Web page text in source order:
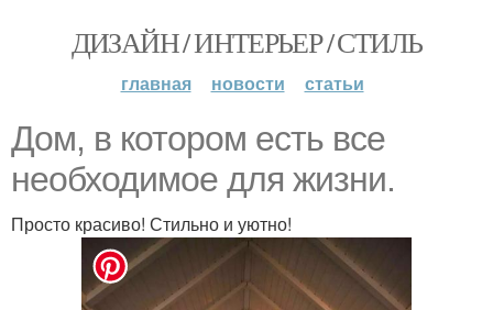
ДИЗАЙН / ИНТЕРЬЕР / СТИЛЬ
главная новости статьи
Дом, в котором есть все
необходимое для жизни.
Просто красиво! Стильно и уютно!